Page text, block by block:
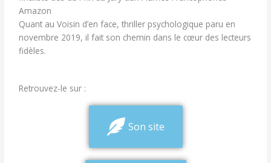
Amazon
Quant au Voisin d’en face, thriller psychologique paru en
novembre 2019, il fait son chemin dans le cœur des lecteurs
fidèles.
Retrouvez-le sur :
Son site